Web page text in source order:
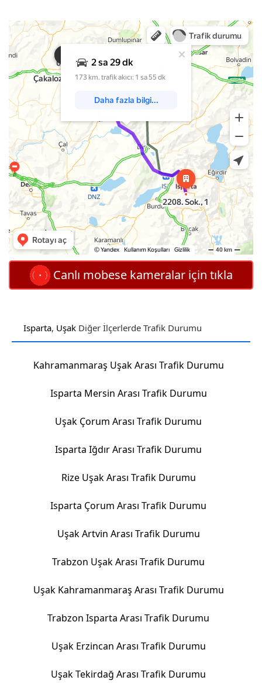
Canlı mobese kameralar için tıkla
Isparta, Uşak Diğer İlçerlerde Trafik Durumu
Kahramanmaraş Uşak Arası Trafik Durumu
Isparta Mersin Arası Trafik Durumu
Uşak Çorum Arası Trafik Durumu
Isparta Iğdır Arası Trafik Durumu
Rize Uşak Arası Trafik Durumu
Isparta Çorum Arası Trafik Durumu
Uşak Artvin Arası Trafik Durumu
Trabzon Uşak Arası Trafik Durumu
Uşak Kahramanmaraş Arası Trafik Durumu
Trabzon Isparta Arası Trafik Durumu
Uşak Erzincan Arası Trafik Durumu
Uşak Tekirdağ Arası Trafik Durumu